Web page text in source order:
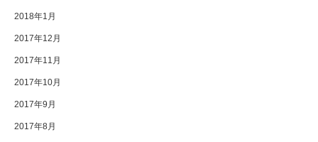
2018年1月
2017年12月
2017年11月
2017年10月
2017年9月
2017年8月